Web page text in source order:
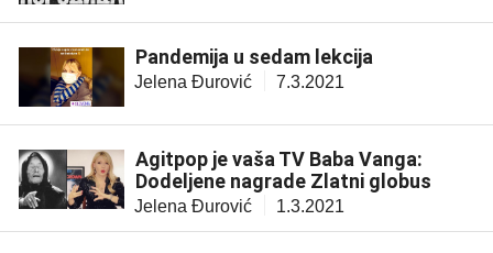
Pandemija u sedam lekcija
Jelena Đurović 7.3.2021
Agitpop je vaša TV Baba Vanga:
Dodeljene nagrade Zlatni globus
Jelena Đurović 1.3.2021